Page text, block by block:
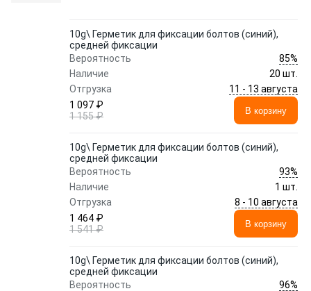
10g\ Герметик для фиксации болтов (синий),
средней фиксации
Вероятность
85%
Наличие
20 шт.
Отгрузка
11 - 13 августа
1 097 ₽
1 155 ₽
В корзину
10g\ Герметик для фиксации болтов (синий),
средней фиксации
Вероятность
93%
Наличие
1 шт.
Отгрузка
8 - 10 августа
1 464 ₽
1 541 ₽
В корзину
10g\ Герметик для фиксации болтов (синий),
средней фиксации
Вероятность
96%